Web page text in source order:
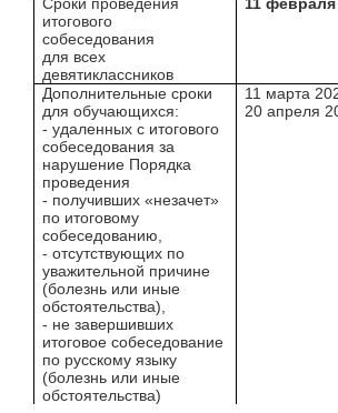
итогового
собеседования
для всех
девятиклассников
Дополнительные сроки
для обучающихся:
- удаленных с итогового
собеседования за
нарушение Порядка
проведения
- получивших «незачет»
по итоговому
собеседованию,
- отсутствующих по
уважительной причине
(болезнь или иные
обстоятельства),
- не завершивших
итоговое собеседование
по русскому языку
(болезнь или иные
обстоятельства)
11 марта
20 апреля